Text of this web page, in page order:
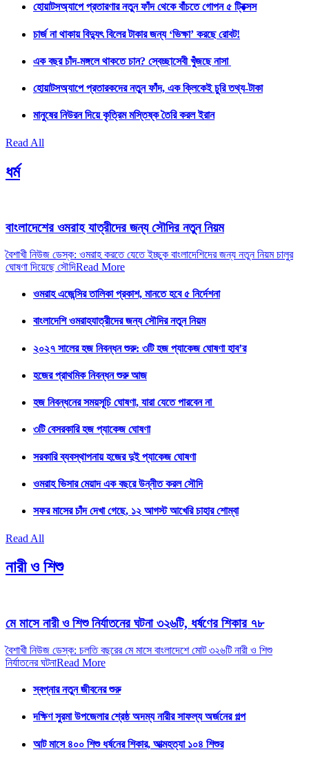
হোয়াটসঅ্যাপে প্রতারণার নতুন ফাঁদ থেকে বাঁচতে গোপন ৫ ট্রিক্সস
চার্জ না থাকায় বিদ্যুৎ বিলের টাকার জন্য ‘ভিক্ষা’ করছে রোবট!
এক বছর চাঁদ-মঙ্গলে থাকতে চান? স্বেচ্ছাসেবী খুঁজছে নাসা
হোয়াটসঅ্যাপে প্রতারকদের নতুন ফাঁদ, এক ক্লিকেই চুরি তথ্য-টাকা
মানুষের নিউরন দিয়ে কৃত্রিম মস্তিষ্ক তৈরি করল ইরান
Read All
ধর্ম
বাংলাদেশের ওমরাহ যাত্রীদের জন্য সৌদির নতুন নিয়ম
বৈশাখী নিউজ ডেস্ক: ওমরাহ করতে যেতে ইচ্ছুক বাংলাদেশিদের জন্য নতুন নিয়ম চালুর
ঘোষণা দিয়েছে সৌদিRead More
ওমরাহ এজেন্সির তালিকা প্রকাশ, মানতে হবে ৫ নির্দেশনা
বাংলাদেশি ওমরাহযাত্রীদের জন্য সৌদির নতুন নিয়ম
২০২৭ সালের হজ নিবন্ধন শুরু: ৩টি হজ প্যাকেজ ঘোষণা হাব’র
হজের প্রাথমিক নিবন্ধন শুরু আজ
হজ নিবন্ধনের সময়সূচি ঘোষণা, যারা যেতে পারবেন না
৩টি বেসরকারি হজ প্যাকেজ ঘোষণা
সরকারি ব্যবস্থাপনায় হজের দুই প্যাকেজ ঘোষণা
ওমরাহ ভিসার মেয়াদ এক বছরে উন্নীত করল সৌদি
সফর মাসের চাঁদ দেখা গেছে, ১২ আগস্ট আখেরি চাহার শোম্বা
Read All
নারী ও শিশু
মে মাসে নারী ও শিশু নির্যাতনের ঘটনা ৩২৬টি, ধর্ষণের শিকার ৭৮
বৈশাখী নিউজ ডেস্ক: চলতি বছরের মে মাসে বাংলাদেশে মোট ৩২৬টি নারী ও শিশু
নির্যাতনের ঘটনাRead More
স্বপ্নার নতুন জীবনের শুরু
দক্ষিণ সুরমা উপজেলার শ্রেষ্ঠ অদম্য নারীর সাফল্য অর্জনের গল্প
আট মাসে ৪০০ শিশু ধর্ষনের শিকার, আত্মহত্যা ১০৪ শিশুর